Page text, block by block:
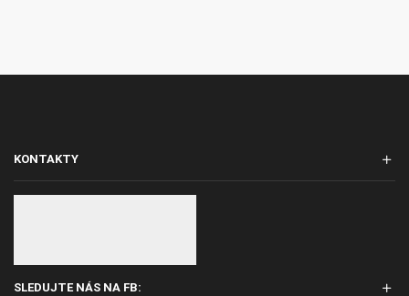
KONTAKTY
SLEDUJTE NÁS NA FB: